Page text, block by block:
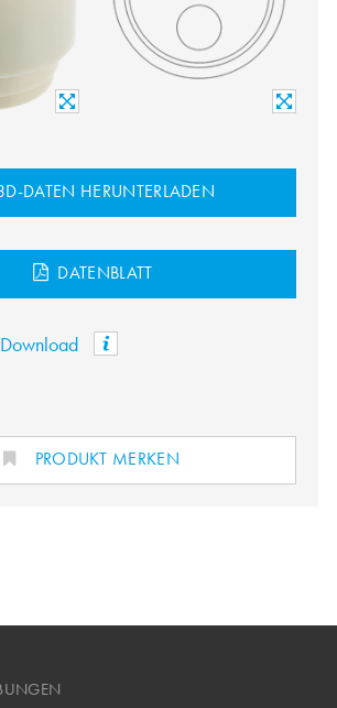
DATEN HERUNTERLADEN
DATENBLATT
PRODUKT MERKEN